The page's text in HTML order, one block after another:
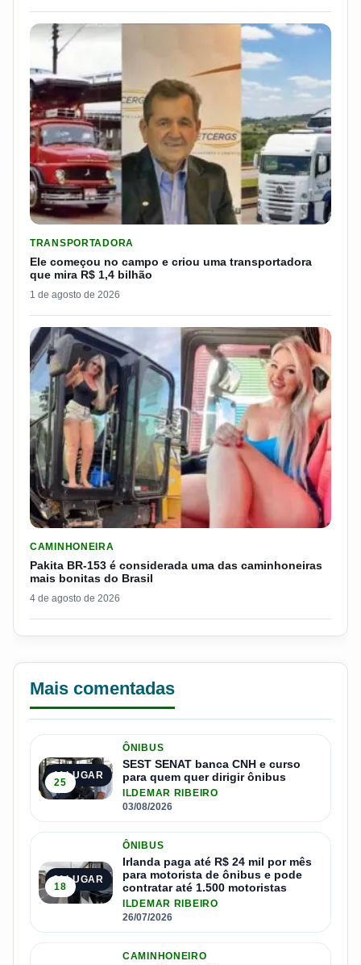
TRANSPORTADORA
Ele começou no campo e criou uma transportadora
que mira R$ 1,4 bilhão
1 de agosto de 2026
CAMINHONEIRA
Pakita BR-153 é considerada uma das caminhoneiras
mais bonitas do Brasil
4 de agosto de 2026
Mais comentadas
1º LUGAR
25
ÔNIBUS
SEST SENAT banca CNH e curso
para quem quer dirigir ônibus
ILDEMAR RIBEIRO
03/08/2026
2º LUGAR
18
ÔNIBUS
Irlanda paga até R$ 24 mil por mês
para motorista de ônibus e pode
contratar até 1.500 motoristas
ILDEMAR RIBEIRO
26/07/2026
CAMINHONEIRO